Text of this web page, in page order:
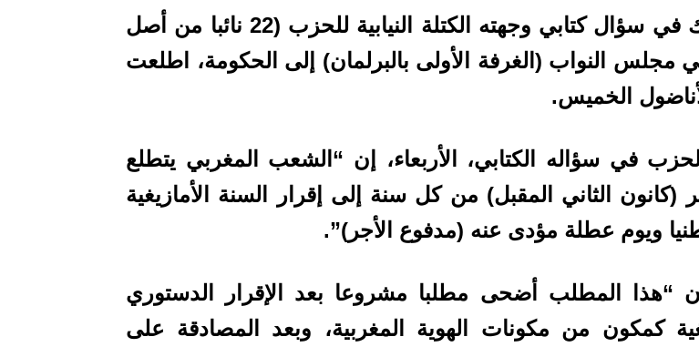
جاء ذلك في سؤال كتابي وجهته الكتلة النيابية للحزب (22 نائبا من أصل
في مجلس النواب (الغرفة الأولى بالبرلمان) إلى الحكومة، اطلعت
الخميس.
في سؤاله الكتابي، الأربعاء، إن “الشعب المغربي يتطلع
(كانون الثاني المقبل) من كل سنة إلى إقرار السنة الأمازيغية
ويوم عطلة مؤدى عنه (مدفوع الأجر)”.
“هذا المطلب أضحى مطلبا مشروعا بعد الإقرار الدستوري
كمكون من مكونات الهوية المغربية، وبعد المصادقة على